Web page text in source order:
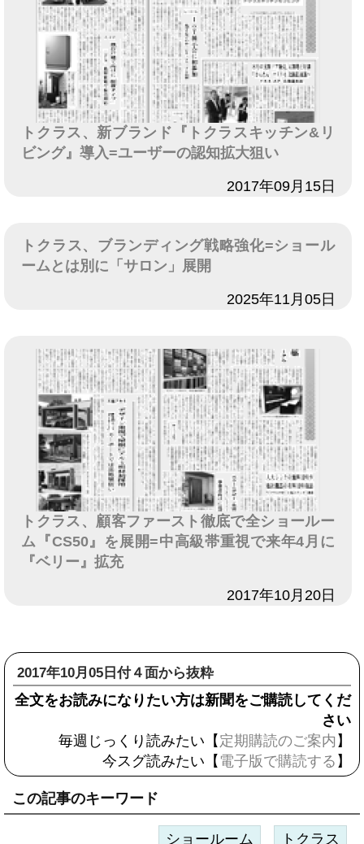
トクラス、新ブランド『トクラスキッチン&リ
ビング』導入=ユーザーの認知拡大狙い
2017年09月15日
トクラス、ブランディング戦略強化=ショール
ームとは別に「サロン」展開
2025年11月05日
トクラス、顧客ファースト徹底で全ショールー
ム『CS50』を展開=中高級帯重視で来年4月に
『ベリー』拡充
2017年10月20日
2017年10月05日付４面から抜粋
全文をお読みになりたい方は新聞をご購読してくだ
さい
毎週じっくり読みたい【 定期購読のご案内 】
今スグ読みたい【 電子版で購読する 】
この記事のキーワード
ショールーム トクラス